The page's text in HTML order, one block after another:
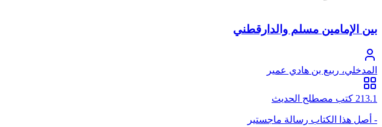
بين الإمامين مسلم والدارقطني
المدخلي، ربيع بن هادي عمير
213.1 كتب مصطلح الحديث
- أصل هذا الكتاب رسالة ماجستير